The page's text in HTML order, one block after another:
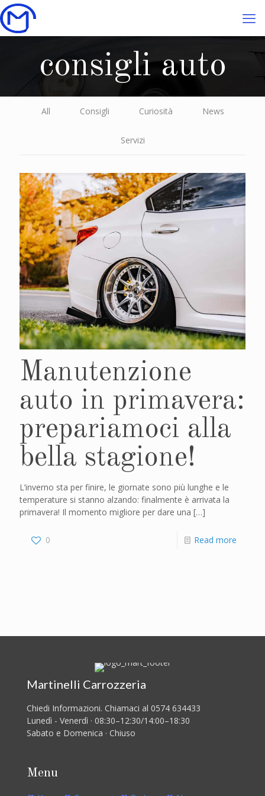
consigli auto
All Consigli Curiosità News
Servizi
Manutenzione
auto in primavera:
prepariamoci alla
bella stagione!
L’inverno sta per finire, le giornate sono più lunghe e le
temperature si stanno alzando: finalmente è arrivata la
primavera! Il momento migliore per dare una […]
0 Read more
Martinelli Carrozzeria
Chiedi Informazioni. Chiamaci al 0574 634433
Lunedì - Venerdì · 08:30–12:30/14:00–18:30
Sabato e Domenica · Chiuso
Menu